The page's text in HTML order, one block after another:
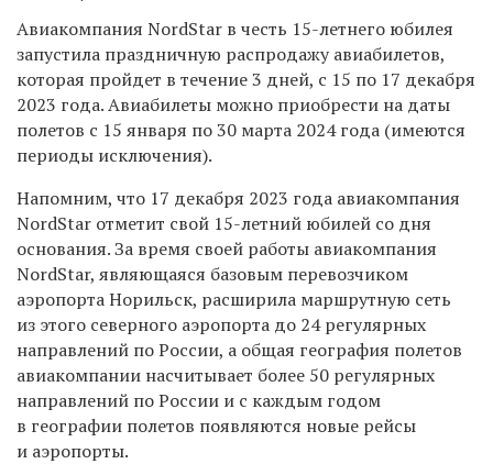
Авиакомпания NordStar в честь 15-летнего юбилея
запустила праздничную распродажу авиабилетов,
которая пройдет в течение 3 дней, с 15 по 17 декабря
2023 года. Авиабилеты можно приобрести на даты
полетов с 15 января по 30 марта 2024 года (имеются
периоды исключения).
Напомним, что 17 декабря 2023 года авиакомпания
NordStar отметит свой 15-летний юбилей со дня
основания. За время своей работы авиакомпания
NordStar, являющаяся базовым перевозчиком
аэропорта Норильск, расширила маршрутную сеть
из этого северного аэропорта до 24 регулярных
направлений по России, а общая география полетов
авиакомпании насчитывает более 50 регулярных
направлений по России и с каждым годом
в географии полетов появляются новые рейсы
и аэропорты.